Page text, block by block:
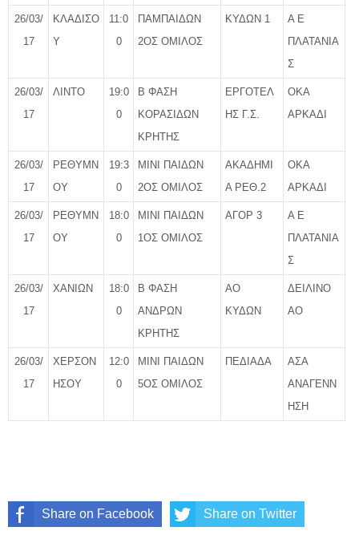
26/03/
17
ΚΛΑΔΙΣΟ
Υ
11:0
0
ΠΑΜΠΑΙΔΩΝ
2ΟΣ ΟΜΙΛΟΣ
ΚΥΔΩΝ 1
Α Ε
ΠΛΑΤΑΝΙΑ
Σ
26/03/
17
ΛΙΝΤΟ
19:0
0
Β ΦΑΣΗ
ΚΟΡΑΣΙΔΩΝ
ΚΡΗΤΗΣ
ΕΡΓΟΤΕΛ
ΗΣ Γ.Σ.
ΟΚΑ
ΑΡΚΑΔΙ
26/03/
17
ΡΕΘΥΜΝ
ΟΥ
19:3
0
ΜΙΝΙ ΠΑΙΔΩΝ
2ΟΣ ΟΜΙΛΟΣ
ΑΚΑΔΗΜΙ
Α ΡΕΘ.2
ΟΚΑ
ΑΡΚΑΔΙ
26/03/
17
ΡΕΘΥΜΝ
ΟΥ
18:0
0
ΜΙΝΙ ΠΑΙΔΩΝ
1ΟΣ ΟΜΙΛΟΣ
ΑΓΟΡ 3
Α Ε
ΠΛΑΤΑΝΙΑ
Σ
26/03/
17
ΧΑΝΙΩΝ
18:0
0
Β ΦΑΣΗ
ΑΝΔΡΩΝ
ΚΡΗΤΗΣ
ΑΟ
ΚΥΔΩΝ
ΔΕΙΛΙΝΟ
ΑΟ
26/03/
17
ΧΕΡΣΟΝ
ΗΣΟΥ
12:0
0
ΜΙΝΙ ΠΑΙΔΩΝ
5ΟΣ ΟΜΙΛΟΣ
ΠΕΔΙΑΔΑ
ΑΣΑ
ΑΝΑΓΕΝΝ
ΗΣΗ
Share on Facebook Share on Twitter